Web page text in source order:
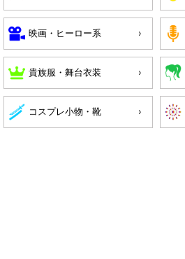
映画・ヒーロー系
貴族服・舞台衣装
コスプレ小物・靴